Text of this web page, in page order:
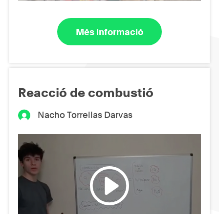
Més informació
Reacció de combustió
Nacho Torrellas Darvas